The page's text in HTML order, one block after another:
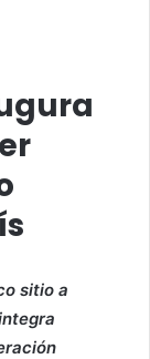
sitio a